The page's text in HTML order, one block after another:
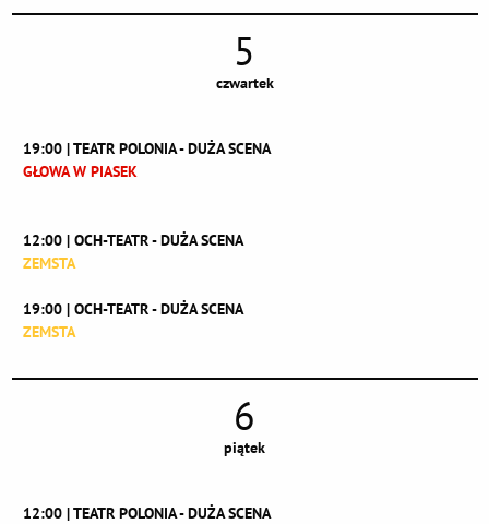
5
czwartek
19:00 | TEATR POLONIA - DUŻA SCENA
GŁOWA W PIASEK
12:00 | OCH-TEATR - DUŻA SCENA
ZEMSTA
19:00 | OCH-TEATR - DUŻA SCENA
ZEMSTA
6
piątek
12:00 | TEATR POLONIA - DUŻA SCENA